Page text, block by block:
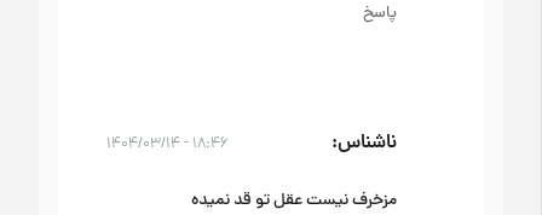
پاسخ
ناشناس ۱۸:۴۶ - ۱۴۰۴/۰۳/۱۴
مزخرف نیست عقل تو قد نمیده